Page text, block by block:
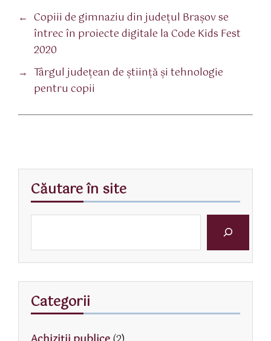
← Copiii de gimnaziu din județul Brașov se
întrec în proiecte digitale la Code Kids Fest
2020
→ Târgul județean de știință și tehnologie
pentru copii
Căutare în site
Categorii